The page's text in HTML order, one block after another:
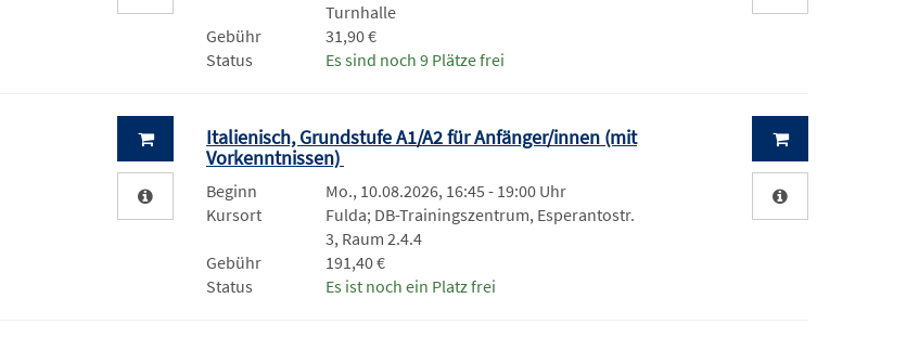
Turnhalle
Gebühr
31,90 €
Status
Es sind noch 9 Plätze frei
Italienisch, Grundstufe A1/A2 für Anfänger/innen (mit
Vorkenntnissen)
Beginn
Mo., 10.08.2026, 16:45 - 19:00 Uhr
Kursort
Fulda; DB-Trainingszentrum, Esperantostr.
3, Raum 2.4.4
Gebühr
191,40 €
Status
Es ist noch ein Platz frei